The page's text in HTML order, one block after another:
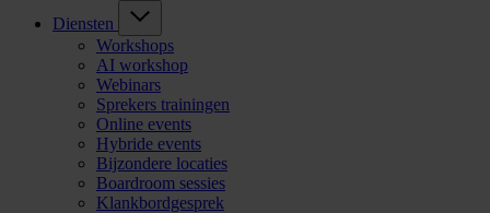
Diensten
Workshops
AI workshop
Webinars
Sprekers trainingen
Online events
Hybride events
Bijzondere locaties
Boardroom sessies
Klankbordgesprek